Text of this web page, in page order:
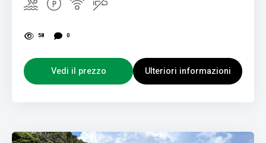
58 0
Vedi il prezzo Ulteriori informazioni